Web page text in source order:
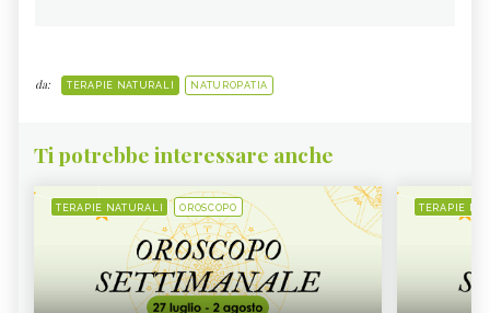
da: TERAPIE NATURALI NATUROPATIA
Ti potrebbe interessare anche
TERAPIE NATURALI OROSCOPO TERAPIE